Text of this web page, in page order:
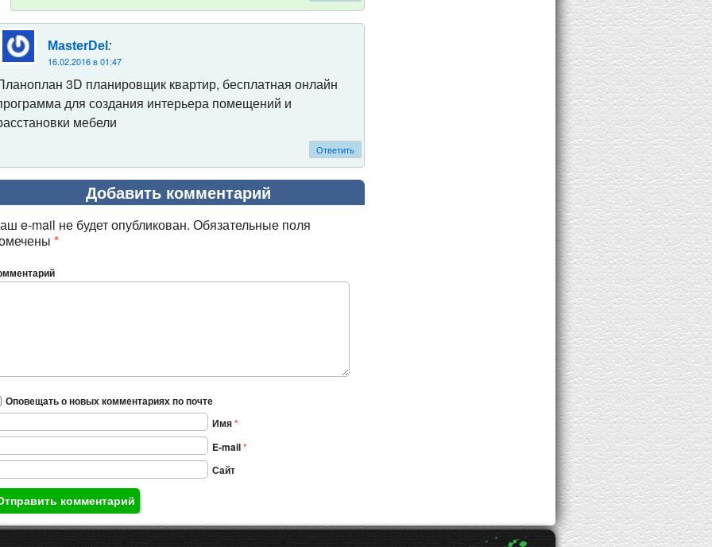
MasterDel :
16.02.2016 в 01:47
3D планировщик квартир, бесплатная онлайн
для создания интерьера помещений и
мебели
Ответить
Добавить комментарий
e-mail не будет опубликован. Обязательные поля
*
Оповещать о новых комментариях по почте
Имя*
E-mail*
Сайт